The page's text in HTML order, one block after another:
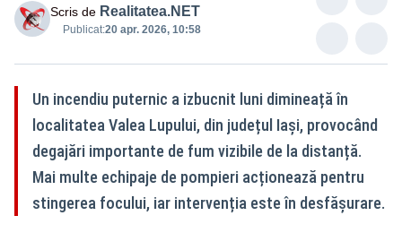
Scris de Realitatea.NET
Publicat:20 apr. 2026, 10:58
Un incendiu puternic a izbucnit luni dimineață în
localitatea Valea Lupului, din județul Iași, provocând
degajări importante de fum vizibile de la distanță.
Mai multe echipaje de pompieri acționează pentru
stingerea focului, iar intervenția este în desfășurare.